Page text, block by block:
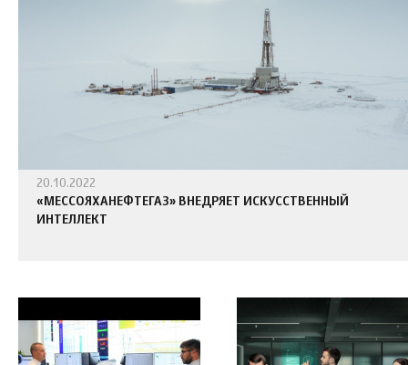
20.10.2022
«МЕССОЯХАНЕФТЕГАЗ» ВНЕДРЯЕТ ИСКУССТВЕННЫЙ
ИНТЕЛЛЕКТ